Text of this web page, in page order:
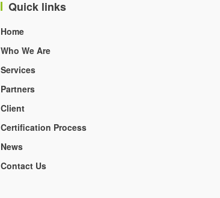
Quick links
Home
Who We Are
Services
Partners
Client
Certification Process
News
Contact Us